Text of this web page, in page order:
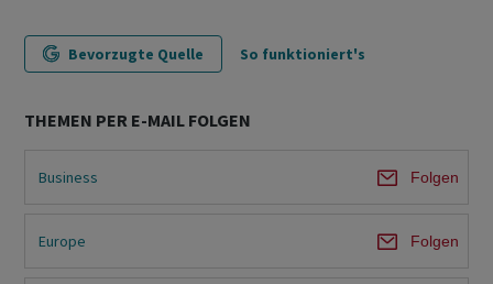
Bevorzugte Quelle So funktioniert's
THEMEN PER E-MAIL FOLGEN
Business Folgen
Europe Folgen